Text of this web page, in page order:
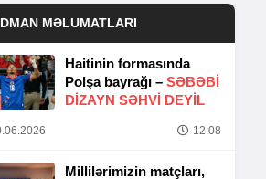
MƏLUMATLARI
Haitinin formasında
Polşa bayrağı – SƏBƏBI
DIZAYN SƏHVI DEYIL
12:08
Millilərimizin matçları,